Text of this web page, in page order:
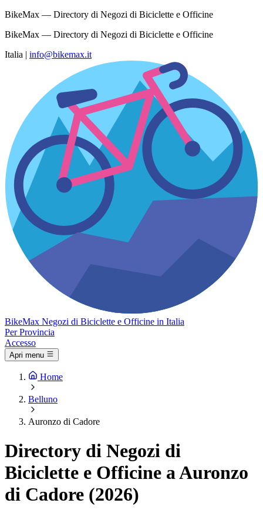
BikeMax — Directory di Negozi di Biciclette e Officine
BikeMax — Directory di Negozi di Biciclette e Officine
Italia | info@bikemax.it
BikeMax Negozi di Biciclette e Officine in Italia
Per Provincia
Accesso
Apri menu
Home
Belluno
Auronzo di Cadore
Directory di Negozi di
Biciclette e Officine a Auronzo
di Cadore (2026)